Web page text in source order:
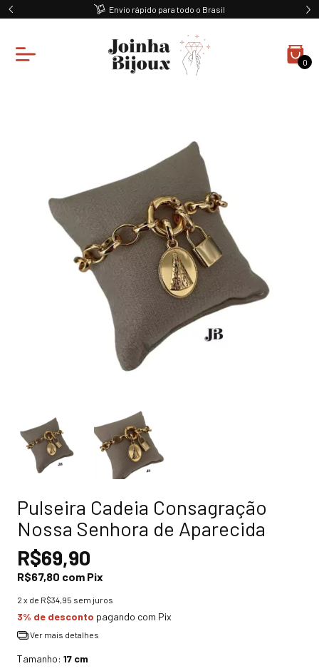
Envio rápido para todo o Brasil
0
Pulseira Cadeia Consagração
Nossa Senhora de Aparecida
R$69,90
R$67,80 com Pix
2 x de R$34,95 sem juros
3% de desconto pagando com Pix
Ver mais detalhes
Tamanho: 17 cm